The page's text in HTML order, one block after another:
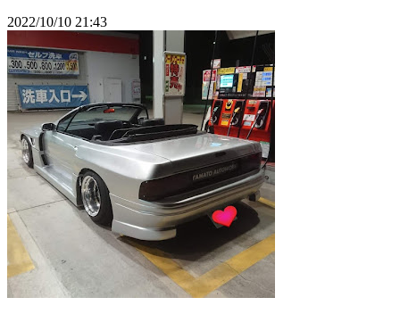
2022/10/10 21:43